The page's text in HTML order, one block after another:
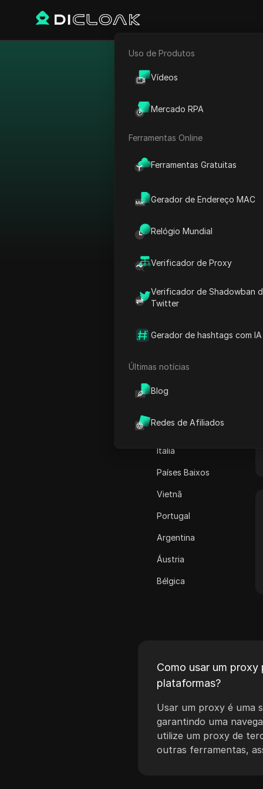
E-commerce
Uso de Produtos
Vídeos
Mercado RPA
Ferramentas Online
Ferramentas Gratuitas
Gerador de Endereço MAC
Relógio Mundial
Verificador de Proxy
Verificador de Shadowban
Twitter
Gerador de hashtags com IA
Últimas notícias
Blog
Redes de Afiliados
Plataforma
AdMob
AliExpress
Amazon
Amazon DSP
Apple Pay
ASOS
BestBuy
Binance Pay
Bing Ads
Cash App
ClickBank
Coinbase
Dailymotion
Deezer
Discord
Disney+
eBay
País
Canadá
Japão
Estados Unidos da
França
Paquistão
Índia
Itália
Países Baixos
Vietnã
Portugal
Argentina
Áustria
Bélgica
Chipre
Chéquia
Dinamarca
Estônia
Finlândia
Como usar um
plataformas?
Usar um proxy é uma
garantindo uma
utilize um proxy de
outras ferramentas,